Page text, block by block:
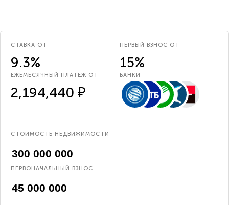
СТАВКА ОТ
9.3%
ПЕРВЫЙ ВЗНОС ОТ
15%
ЕЖЕМЕСЯЧНЫЙ ПЛАТЁЖ ОТ
2,194,440 ₽
БАНКИ
СТОИМОСТЬ НЕДВИЖИМОСТИ
ПЕРВОНАЧАЛЬНЫЙ ВЗНОС